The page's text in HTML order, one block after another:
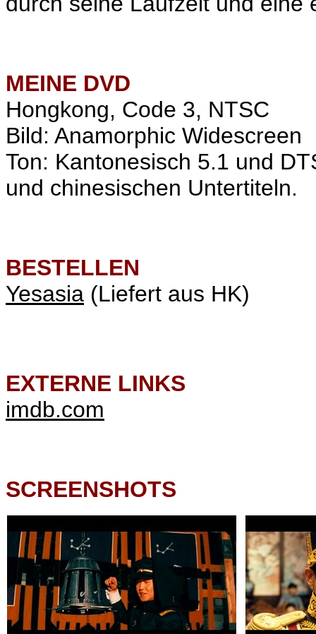
MEINE DVD
Hongkong, Code 3, NTSC
Bild: Anamorphic Widescreen
Ton: Kantonesisch 5.1 und
und chinesischen Untertiteln.
BESTELLEN
Yesasia (Liefert aus HK)
EXTERNE LINKS
imdb.com
SCREENSHOTS